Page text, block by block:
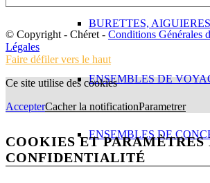
BURETTES,
ENSEMBLES DE
ENSEMBLES DE
© Copyright - Chéret - Conditions Générales
Légales
Faire défiler vers le haut
Ce site utilise des cookies
AccepterCacher la notificationParametrer
COOKIES ET PARAMÈTRES
CONFIDENTIALITÉ